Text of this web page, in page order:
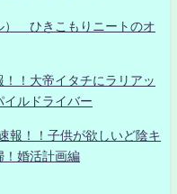
） ひきこもりニートのオ
！大帝イタチにラリアッ
イルドライバー
報！！子供が欲しいど陰キ
！婚活計画編